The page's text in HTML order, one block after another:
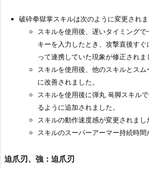
破砕拳獄掌スキルは次のように変更されま
スキルを使用後、遅いタイミング
キーを入力したとき、攻撃直後す
って連携していた現象が修正されま
スキルを使用後、他のスキルとスム
に改善されました。
スキルを使用後に弾丸 ​​폭脚スキル
るように追加されました。
スキルの動作速度感が変更されまし
スキルのスーパーアーマー持続時間
迫爪刃、強：迫爪刃